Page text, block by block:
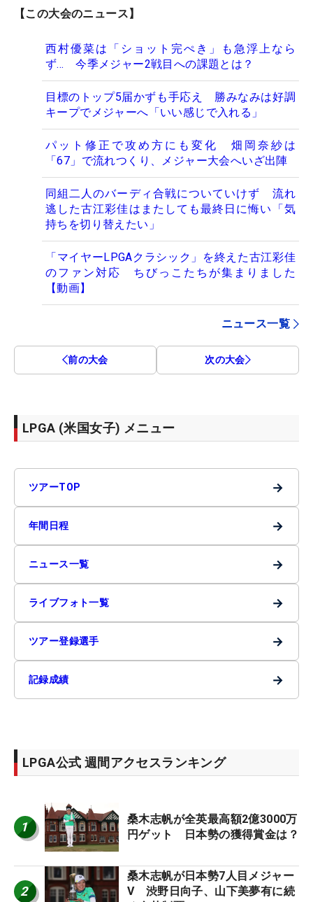
【この大会のニュース】
西村優菜は「ショット完ぺき」も急浮上なら
ず… 今季メジャー2戦目への課題とは？
目標のトップ5届かずも手応え 勝みなみは好調
キープでメジャーへ「いい感じで入れる」
パット修正で攻め方にも変化 畑岡奈紗は
「67」で流れつくり、メジャー大会へいざ出陣
同組二人のバーディ合戦についていけず 流れ
逃した古江彩佳はまたしても最終日に悔い「気
持ちを切り替えたい」
「マイヤーLPGAクラシック」を終えた古江彩佳
のファン対応 ちびっこたちが集まりました
【動画】
ニュース一覧
前の大会 次の大会
LPGA (米国女子) メニュー
ツアーTOP →
年間日程 →
ニュース一覧 →
ライブフォト一覧 →
ツアー登録選手 →
記録成績 →
LPGA公式 週間アクセスランキング
1
桑木志帆が全英最高額2億3000万
円ゲット 日本勢の獲得賞金は？
2
桑木志帆が日本勢7人目メジャー
V 渋野日向子、山下美夢有に続